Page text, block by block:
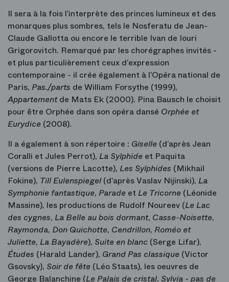
Il sera à la fois l’interprète des princes lumineux et des
monarques plus sombres, tels le Nosferatu de Jean-
Claude Gallotta ou encore le terrible Ivan de Iouri
Grigorovitch. Remarqué par les chorégraphes invités -
et plus particulièrement ceux d’expression
contemporaine - il crée également à l’Opéra national de
Paris, Pas./parts de William Forsythe (1999),
Appartementde Mats Ek (2000). Pina Bausch le choisit
pour être Orphée dans son opéra dansé Orphée et
Eurydice (2008).
Il a également à son répertoire : Giselle (d’après Jean
Coralli et Jules Perrot), La Sylphide et Paquita
(versions de Pierre Lacotte), Les Sylphides (Mikhail
Fokine), Till Eulenspiegel(d’après Vaslav Nijinski), La
Symphonie fantastique, Parade et Le Tricorne (Léonide
Massine), les productions de Rudolf Noureev (Le Lac
des cygnes, La Belle au bois dormant, Casse-Noisette,
Raymonda, Don Quichotte, Cendrillon, Roméo et
Juliette, La Bayadère), Suite en blanc (Serge Lifar),
Études (Harald Lander), Grand Pas classique (Victor
Gsovsky), Soir de fête (Léo Staats), les oeuvres de
George Balanchine (Le Palais de cristal, Sylvia - pas de